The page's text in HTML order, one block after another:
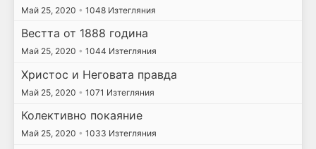
Май 25, 2020 • 1048 Изтегляния
Вестта от 1888 година
Май 25, 2020 • 1044 Изтегляния
Христос и Неговата правда
Май 25, 2020 • 1071 Изтегляния
Колективно покаяние
Май 25, 2020 • 1033 Изтегляния